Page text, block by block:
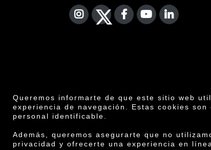
Queremos informarte de que este sitio web
experiencia de navegación. Estas cookies
personal identificable.
Además, queremos asegurarte que no
privacidad y ofrecerte una experiencia en
INSTAGRAM
TWITTER
FACEBOOK F
YOUTUBE
FA
Aviso legal